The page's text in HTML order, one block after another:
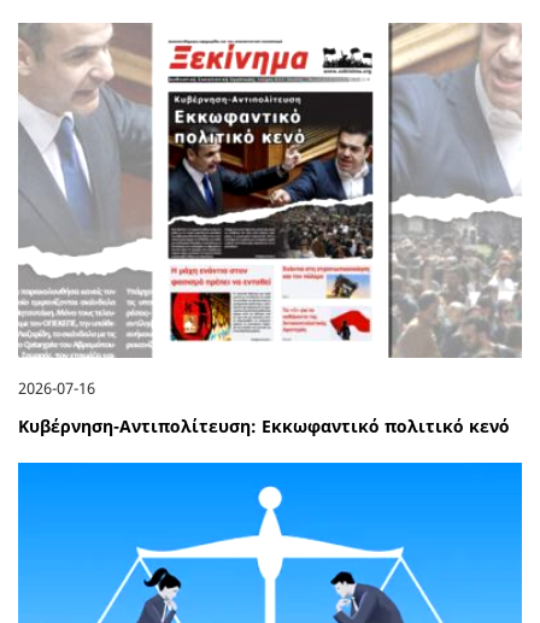
2026-07-16
Κυβέρνηση-Αντιπολίτευση: Εκκωφαντικό πολιτικό κενό